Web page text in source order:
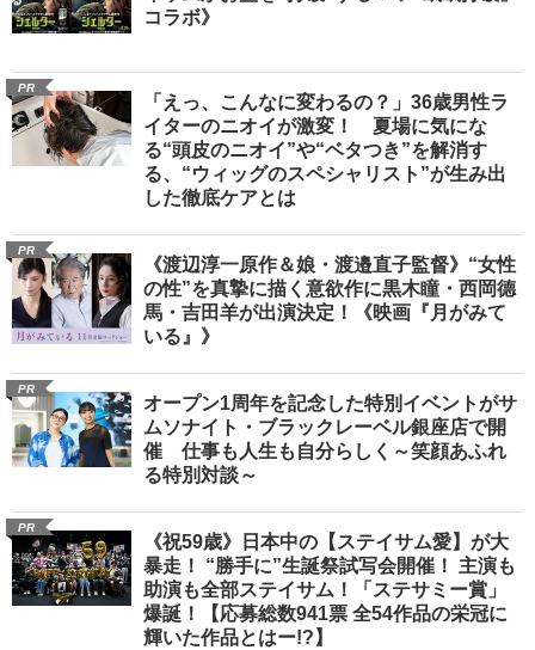
コラボ》
PR
「えっ、こんなに変わるの？」36歳男性ラ
イターのニオイが激変！ 夏場に気にな
る“頭皮のニオイ”や“ベタつき”を解消す
る、“ウィッグのスペシャリスト”が生み出
した徹底ケアとは
PR
《渡辺淳一原作＆娘・渡邉直子監督》“女性
の性”を真摯に描く意欲作に黒木瞳・西岡德
馬・吉田羊が出演決定！《映画『月がみて
いる』》
PR
オープン1周年を記念した特別イベントがサ
ムソナイト・ブラックレーベル銀座店で開
催 仕事も人生も自分らしく～笑顔あふれ
る特別対談～
PR
《祝59歳》日本中の【ステイサム愛】が大
暴走！ “勝手に”生誕祭試写会開催！ 主演も
助演も全部ステイサム！「ステサミー賞」
爆誕！【応募総数941票 全54作品の栄冠に
輝いた作品とはー!?】